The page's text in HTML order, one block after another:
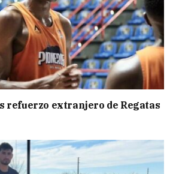
refuerzo extranjero de Regatas